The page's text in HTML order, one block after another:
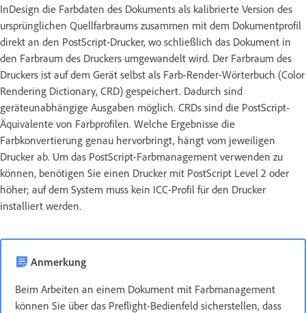
InDesign die Farbdaten des Dokuments als kalibrierte Version des
ursprünglichen Quellfarbraums zusammen mit dem Dokumentprofil
direkt an den PostScript-Drucker, wo schließlich das Dokument in
den Farbraum des Druckers umgewandelt wird. Der Farbraum des
Druckers ist auf dem Gerät selbst als Farb-Render-Wörterbuch (Color
Rendering Dictionary, CRD) gespeichert. Dadurch sind
geräteunabhängige Ausgaben möglich. CRDs sind die PostScript-
Äquivalente von Farbprofilen. Welche Ergebnisse die
Farbkonvertierung genau hervorbringt, hängt vom jeweiligen
Drucker ab. Um das PostScript-Farbmanagement verwenden zu
können, benötigen Sie einen Drucker mit PostScript Level 2 oder
höher; auf dem System muss kein ICC-Profil für den Drucker
installiert werden.
Anmerkung
Beim Arbeiten an einem Dokument mit Farbmanagement
können Sie über das Preflight-Bedienfeld sicherstellen, dass